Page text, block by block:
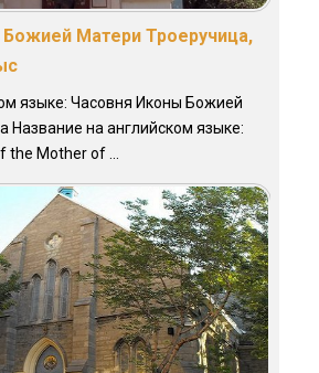
Матери Троеручица,
языке: Часовня Иконы Божией
Название на английском языке:
Mother of ...